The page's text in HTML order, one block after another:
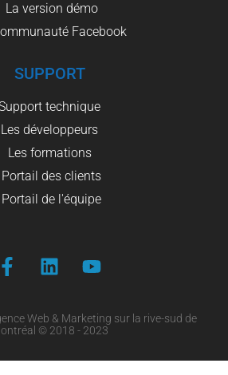
La version démo
Facebook
SUPPORT
technique
Les développeurs
Les formations
Portail des clients
Portail de l'équipe
Web & Marketing sur la rive-sud de
© 2018 - 2023